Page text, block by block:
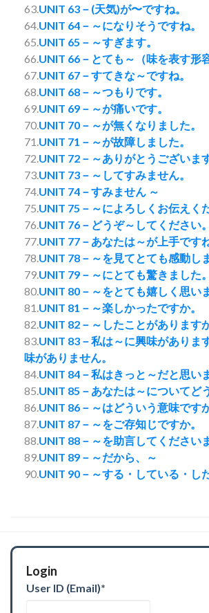
63.UNIT 63－(天気)が〜ですね。
64.UNIT 64－～になりそうですね。
65.UNIT 65－～すぎます。
66.UNIT 66－とても～（味を表す形
67.UNIT 67－すてきな～ですね。
68.UNIT 68－～つもりです。
69.UNIT 69－～が痛いです。
70.UNIT 70－～が無くなりました。
71.UNIT 71－～が故障しました。
72.UNIT 72－～ありがとうございます
73.UNIT 73－～してすみません。
74.UNIT 74－すみません ～
75.UNIT 75－～によろしくお伝えく
76.UNIT 76－どうぞ～してください。
77.UNIT 77－あなたは～が上手ですね
78.UNIT 78－～を見てとても感動し
79.UNIT 79－～にとても驚きました。
80.UNIT 80－～をとても嬉しく思い
81.UNIT 81－～楽しかったですか。
82.UNIT 82－～したことがありますか
83.UNIT 83－私は～に興味がありま
味がありません。
84.UNIT 84－私はきっと～だと思い
85.UNIT 85－あなたは～についてど
86.UNIT 86－～はどういう意味ですか
87.UNIT 87－～をご存知じですか。
88.UNIT 88－～を助言してください
89.UNIT 89－～だから、～
90.UNIT 90－～する・している・し
Login
User ID (Email)*